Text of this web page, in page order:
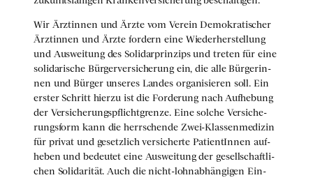
Wir Ärz­tin­nen und Ärz­te vom Ver­ein Demo­kra­ti­scher
Ärz­tin­nen und Ärz­te for­dern eine Wie­der­her­stel­lung
und Aus­wei­tung des Soli­dar­prin­zips und tre­ten für eine
soli­da­ri­sche Bür­ger­ver­si­che­rung ein, die alle Bür­ge­rin­
nen und Bür­ger unse­res Lan­des orga­ni­sie­ren soll. Ein
ers­ter Schritt hier­zu ist die For­de­rung nach Auf­he­bung
der Ver­si­che­rungs­pflicht­gren­ze. Eine sol­che Ver­si­che­
rungs­form kann die herr­schen­de Zwei-Klas­sen­me­di­zin
für pri­vat und gesetz­lich ver­si­cher­te Pati­en­tIn­nen auf­
he­ben und bedeu­tet eine Aus­wei­tung der gesell­schaft­li­
chen Soli­da­ri­tät. Auch die nicht-lohn­ab­hän­gi­gen Ein­